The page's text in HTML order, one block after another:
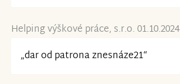
Helping výškové práce, s.r.o. 01.10.2024
„dar od patrona znesnáze21“